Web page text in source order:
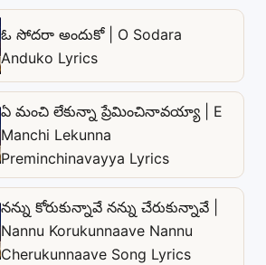
ఓ సోదరా అందుకో | O Sodara
Anduko Lyrics
ఏ మంచి లేకున్నా ప్రేమించినావయ్యా | E
Manchi Lekunna
Preminchinavayya Lyrics
నన్ను కోరుకున్నావే నన్ను చేరుకున్నావే |
Nannu Korukunnaave Nannu
Cherukunnaave Song Lyrics